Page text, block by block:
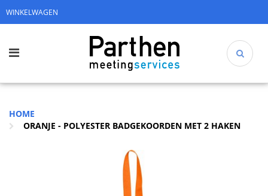
WINKELWAGEN
HOME
ORANJE - POLYESTER BADGEKOORDEN MET 2 HAKEN